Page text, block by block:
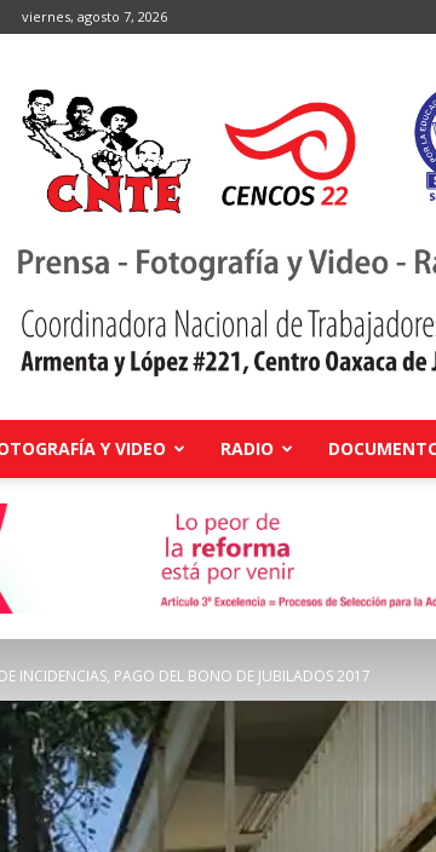
viernes, agosto 7, 2026
Y VIDEO RADIO
INCIDENCIAS, PAGO DEL BONO DE JUBILADOS 2017